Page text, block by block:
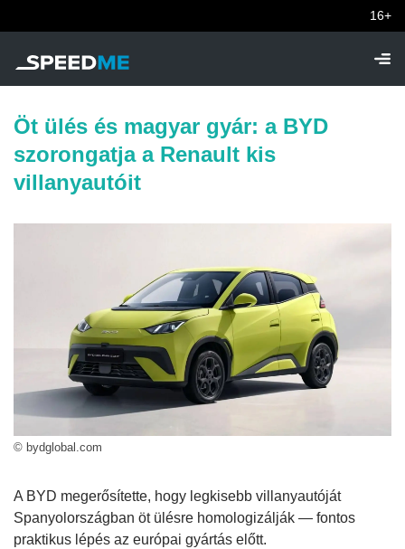
16+
Öt ülés és magyar gyár: a BYD
szorongatja a Renault kis
villanyautóit
© bydglobal.com
A BYD megerősítette, hogy legkisebb villanyautóját
Spanyolországban öt ülésre homologizálják — fontos
praktikus lépés az európai gyártás előtt.